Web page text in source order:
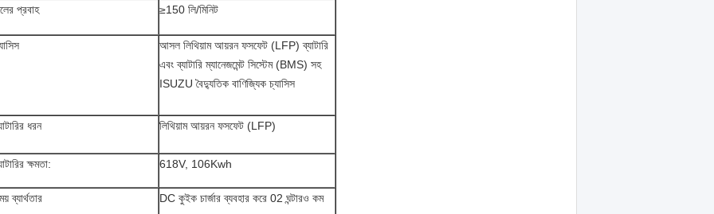
প্রবাহ ≥150 লি/মিনিট
আসল লিথিয়াম আয়রন ফসফেট (LFP) ব্যাটারি
এবং ব্যাটারি ম্যানেজমেন্ট সিস্টেম (BMS) সহ
ISUZU বৈদ্যুতিক বাণিজ্যিক চ্যাসিস
ধরন লিথিয়াম আয়রন ফসফেট (LFP)
ক্ষমতা: 618V, 106Kwh
ব্যার্থতার DC কুইক চার্জার ব্যবহার করে 02 ঘন্টারও কম